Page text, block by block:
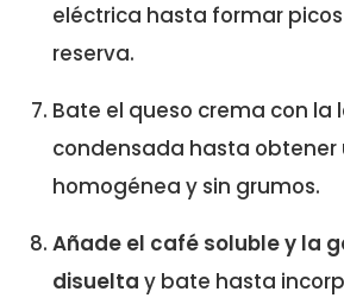
eléctrica hasta formar
reserva.
Bate el queso crema con la
condensada hasta obtener
homogénea y sin grumos.
Añade el café soluble y la
disuelta y bate hasta